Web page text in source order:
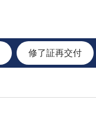
修了証再交付